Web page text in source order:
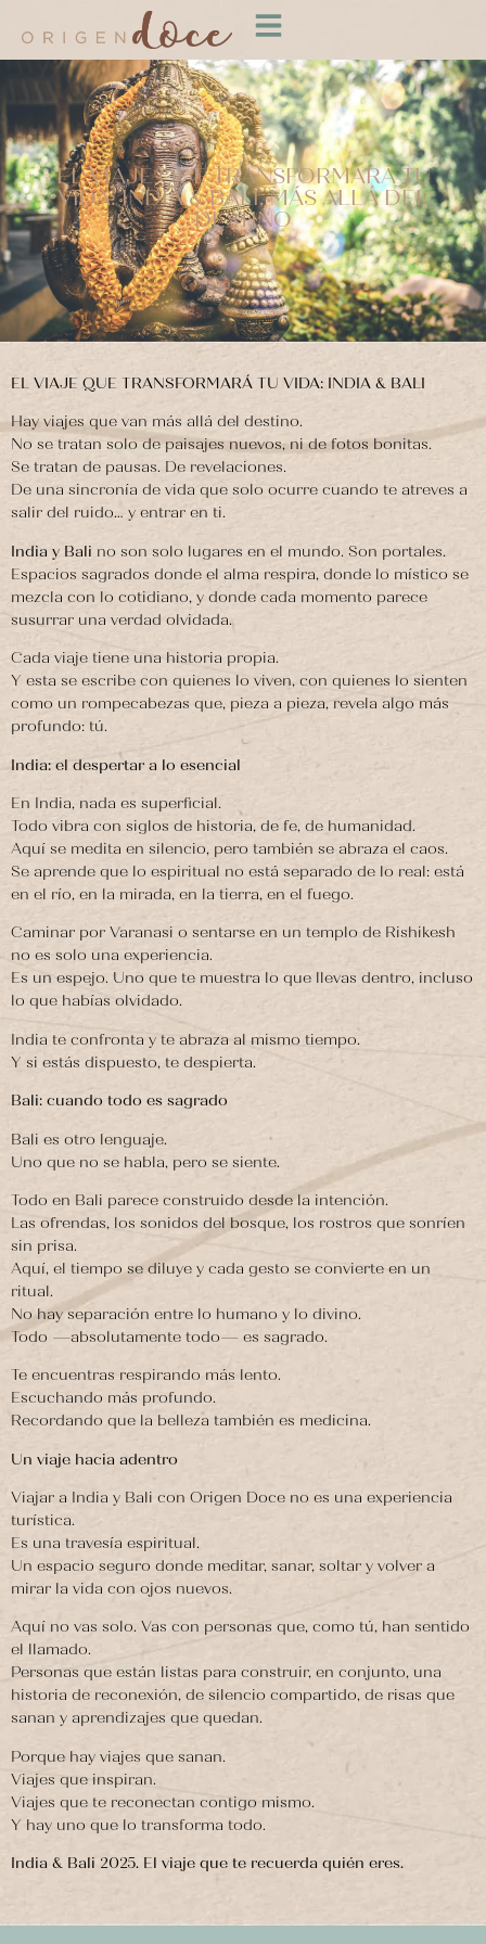
EL VIAJE QUE TRANSFORMARÁ TU
VIDA: INDIA & BALI, MÁS ALLÁ DEL
DESTINO
EL VIAJE QUE TRANSFORMARÁ TU VIDA: INDIA & BALI
Hay viajes que van más allá del destino.
No se tratan solo de paisajes nuevos, ni de fotos bonitas.
Se tratan de pausas. De revelaciones.
De una sincronía de vida que solo ocurre cuando te atreves a
salir del ruido… y entrar en ti.
India y Bali no son solo lugares en el mundo. Son portales.
Espacios sagrados donde el alma respira, donde lo místico se
mezcla con lo cotidiano, y donde cada momento parece
susurrar una verdad olvidada.
Cada viaje tiene una historia propia.
Y esta se escribe con quienes lo viven, con quienes lo sienten
como un rompecabezas que, pieza a pieza, revela algo más
profundo: tú.
India: el despertar a lo esencial
En India, nada es superficial.
Todo vibra con siglos de historia, de fe, de humanidad.
Aquí se medita en silencio, pero también se abraza el caos.
Se aprende que lo espiritual no está separado de lo real: está
en el río, en la mirada, en la tierra, en el fuego.
Caminar por Varanasi o sentarse en un templo de Rishikesh
no es solo una experiencia.
Es un espejo. Uno que te muestra lo que llevas dentro, incluso
lo que habías olvidado.
India te confronta y te abraza al mismo tiempo.
Y si estás dispuesto, te despierta.
Bali: cuando todo es sagrado
Bali es otro lenguaje.
Uno que no se habla, pero se siente.
Todo en Bali parece construido desde la intención.
Las ofrendas, los sonidos del bosque, los rostros que sonríen
sin prisa.
Aquí, el tiempo se diluye y cada gesto se convierte en un
ritual.
No hay separación entre lo humano y lo divino.
Todo —absolutamente todo— es sagrado.
Te encuentras respirando más lento.
Escuchando más profundo.
Recordando que la belleza también es medicina.
Un viaje hacia adentro
Viajar a India y Bali con Origen Doce no es una experiencia
turística.
Es una travesía espiritual.
Un espacio seguro donde meditar, sanar, soltar y volver a
mirar la vida con ojos nuevos.
Aquí no vas solo. Vas con personas que, como tú, han sentido
el llamado.
Personas que están listas para construir, en conjunto, una
historia de reconexión, de silencio compartido, de risas que
sanan y aprendizajes que quedan.
Porque hay viajes que sanan.
Viajes que inspiran.
Viajes que te reconectan contigo mismo.
Y hay uno que lo transforma todo.
India & Bali 2025. El viaje que te recuerda quién eres.